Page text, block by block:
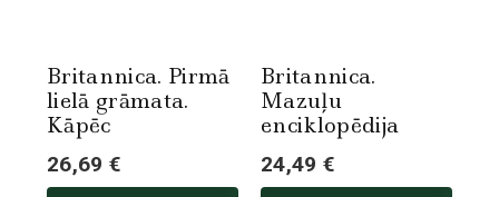
Britannica. Pirmā
lielā grāmata.
Kāpēc
26,69 €
Britannica.
Mazuļu
enciklopēdija
24,49 €